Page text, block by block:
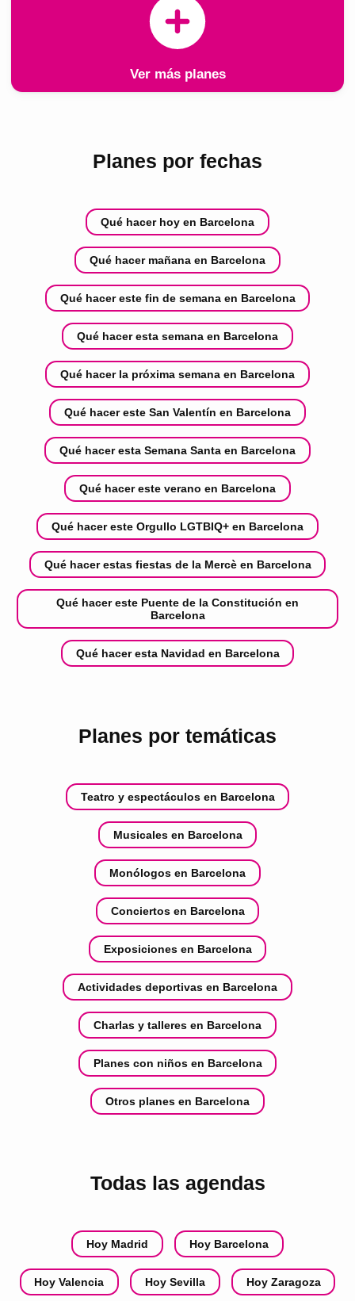
Ver más planes
Planes por fechas
Qué hacer hoy en Barcelona
Qué hacer mañana en Barcelona
Qué hacer este fin de semana en Barcelona
Qué hacer esta semana en Barcelona
Qué hacer la próxima semana en Barcelona
Qué hacer este San Valentín en Barcelona
Qué hacer esta Semana Santa en Barcelona
Qué hacer este verano en Barcelona
Qué hacer este Orgullo LGTBIQ+ en Barcelona
Qué hacer estas fiestas de la Mercè en Barcelona
Qué hacer este Puente de la Constitución en
Barcelona
Qué hacer esta Navidad en Barcelona
Planes por temáticas
Teatro y espectáculos en Barcelona
Musicales en Barcelona
Monólogos en Barcelona
Conciertos en Barcelona
Exposiciones en Barcelona
Actividades deportivas en Barcelona
Charlas y talleres en Barcelona
Planes con niños en Barcelona
Otros planes en Barcelona
Todas las agendas
Hoy Madrid Hoy Barcelona
Hoy Valencia Hoy Sevilla Hoy Zaragoza